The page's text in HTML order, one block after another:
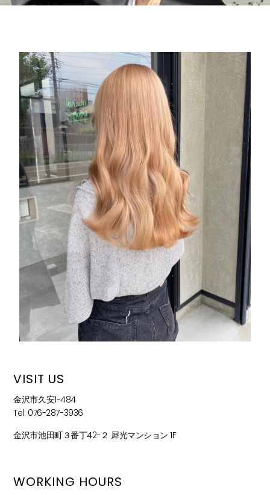
VISIT US
金沢市久安1-484
Tel: 076-287-3936
金沢市池田町３番丁42−２ 犀光マンション 1F
WORKING HOURS